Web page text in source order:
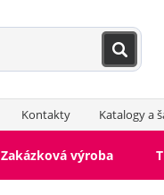
Kontakty Katalogy a
Zakázková výroba